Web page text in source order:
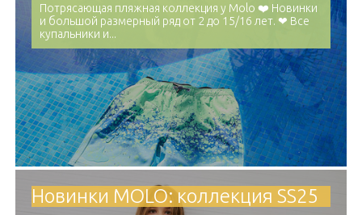
Потрясающая пляжная коллекция у Molo ❤️ Новинки
и большой размерный ряд от 2 до 15/16 лет. ❤ Все
купальники и...
Новинки MOLO: коллекция SS25